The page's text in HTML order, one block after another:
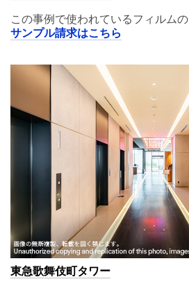
この事例で使われているフィルムの
サンプル請求はこちら
東急歌舞伎町タワー